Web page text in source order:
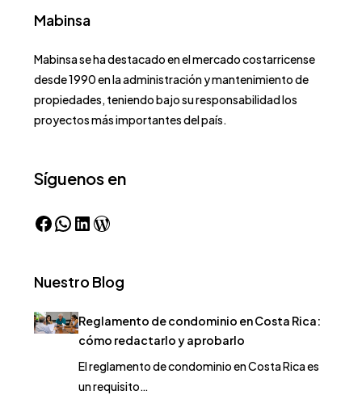
Mabinsa
Mabinsa se ha destacado en el mercado costarricense
desde 1990 en la administración y mantenimiento de
propiedades, teniendo bajo su responsabilidad los
proyectos más importantes del país.
Síguenos en
Nuestro Blog
Reglamento de condominio en Costa Rica:
cómo redactarlo y aprobarlo
El reglamento de condominio en Costa Rica es
un requisito…